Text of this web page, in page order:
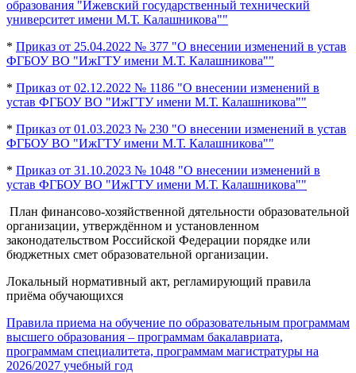
образования "Ижевский государственный технический
университет имени М.Т. Калашникова""
* Приказ от 25.04.2022 № 377 "О внесении изменений в устав
ФГБОУ ВО "ИжГТУ имени М.Т. Калашникова""
* Приказ от 02.12.2022 № 1186 "О внесении изменений в
устав ФГБОУ ВО "ИжГТУ имени М.Т. Калашникова""
* Приказ от 01.03.2023 № 230 "О внесении изменений в устав
ФГБОУ ВО "ИжГТУ имени М.Т. Калашникова""
* Приказ от 31.10.2023 № 1048 "О внесении изменений в
устав ФГБОУ ВО "ИжГТУ имени М.Т. Калашникова""
План финансово-хозяйственной дятельности образовательной
организации, утверждённом и установленном
законодательством Российской Федерации порядке или
бюджетных смет образовательной организации.
Локальный нормативный акт, регламирующий правила
приёма обучающихся
Правила приема на обучение по образовательным программам
высшего образования – программам бакалавриата,
программам специалитета, программам магистратуры на
2026/2027 учебный год